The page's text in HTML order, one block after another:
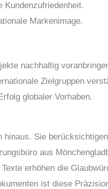
Kundenzufriedenheit.
Markenimage.
nachhaltig
Zielgruppen
globaler Vorhaben.
Sie
aus
erhöhen die
ist diese